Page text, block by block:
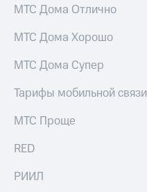
о
именных
Другое
Регистратор
Контакты
развитие
этика
МТС Дома Отлично
МТС Дома Хорошо
МТС Дома Супер
Тарифы мобильной связи
МТС Проще
RED
РИИЛ